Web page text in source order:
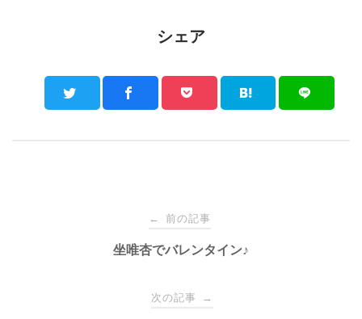
シェア
navigation
← 前の記事
坐唯杏でバレンタイン♪
次の記事 →